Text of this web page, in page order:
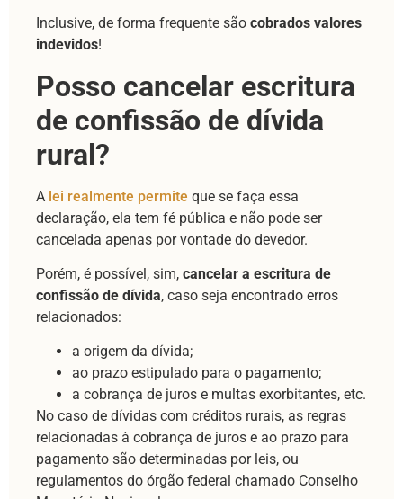
Inclusive, de forma frequente são cobrados valores
indevidos!
Posso cancelar escritura
de confissão de dívida
rural?
A lei realmente permite que se faça essa
declaração, ela tem fé pública e não pode ser
cancelada apenas por vontade do devedor.
Porém, é possível, sim, cancelar a escritura de
confissão de dívida, caso seja encontrado erros
relacionados:
a origem da dívida;
ao prazo estipulado para o pagamento;
a cobrança de juros e multas exorbitantes, etc.
No caso de dívidas com créditos rurais, as regras
relacionadas à cobrança de juros e ao prazo para
pagamento são determinadas por leis, ou
regulamentos do órgão federal chamado Conselho